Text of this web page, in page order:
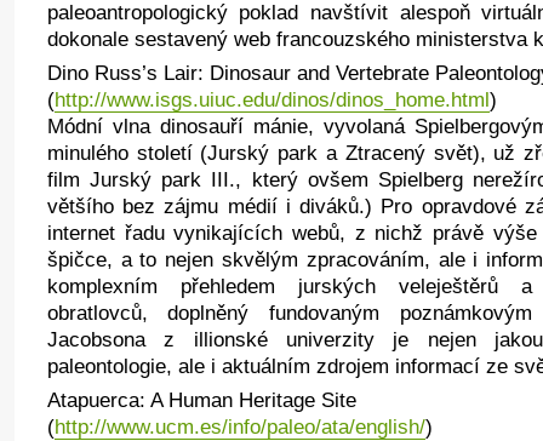
paleoantropologický poklad navštívit alespoň
dokonale sestavený web francouzského ministerstva
Dino Russ’s Lair: Dinosaur and Vertebrate
(http://www.isgs.uiuc.edu/dinos/dinos_home.html )
Módní vlna dinosauří mánie, vyvolaná
minulého století (Jurský park a Ztracený svět), už
film Jurský park III., který ovšem Spielberg
většího bez zájmu médií i diváků.) Pro opravdové
internet řadu vynikajících webů, z nichž právě
špičce, a to nejen skvělým zpracováním, ale i
komplexním přehledem jurských veleještěrů
obratlovců, doplněný fundovaným
Jacobsona z illionské univerzity je nejen
paleontologie, ale i aktuálním zdrojem informací ze
Atapuerca: A Human Heritage Site
(http://www.ucm.es/info/paleo/ata/english/)